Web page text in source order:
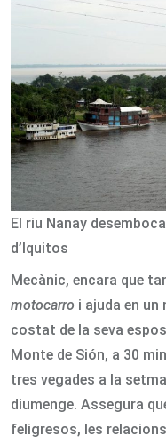
El riu Nanay
d’Iquitos
Mecànic, encara que
motocarro i ajuda en un
costat de la seva
Monte de Sión, a 30
tres vegades a la
diumenge. Assegura
feligresos, les